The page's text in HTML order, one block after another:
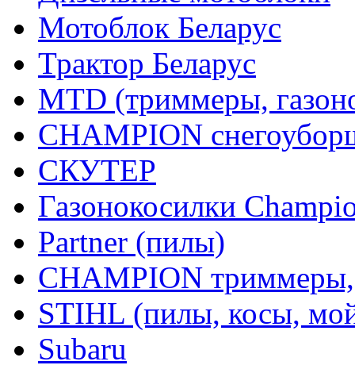
Мотоблок Беларус
Трактор Беларус
MTD (триммеры,
CHAMPION
СКУТЕР
Газонокосилки
Partner (пилы)
CHAMPION
STIHL (пилы, косы,
Subaru